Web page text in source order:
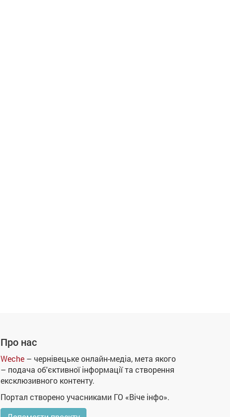
Про нас
Weche – чернівецьке онлайн-медіа, мета якого
– подача об'єктивної інформації та створення
ексклюзивного контенту.
Портал створено учасниками ГО «Віче інфо».